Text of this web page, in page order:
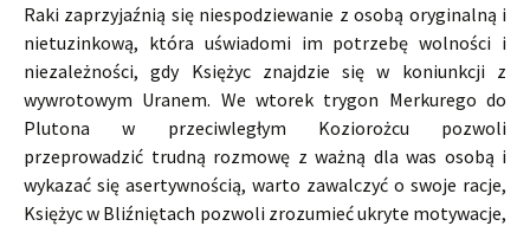
Raki zaprzyjaźnią się niespodziewanie z osobą oryginalną i
nietuzinkową, która uświadomi im potrzebę wolności i
niezależności, gdy Księżyc znajdzie się w koniunkcji z
wywrotowym Uranem. We wtorek trygon Merkurego do
Plutona w przeciwległym Koziorożcu pozwoli
przeprowadzić trudną rozmowę z ważną dla was osobą i
wykazać się asertywnością, warto zawalczyć o swoje racje,
Księżyc w Bliźniętach pozwoli zrozumieć ukryte motywacje,